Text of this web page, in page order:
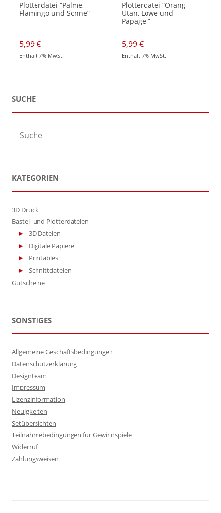
Plotterdatei “Palme,
Flamingo und Sonne”
5,99€
Enthält 7% MwSt.
Plotterdatei “Orang
Utan, Löwe und
Papagei”
5,99€
Enthält 7% MwSt.
SUCHE
KATEGORIEN
3D Druck
Bastel- und Plotterdateien
3D Dateien
Digitale Papiere
Printables
Schnittdateien
Gutscheine
SONSTIGES
Allgemeine Geschäftsbedingungen
Datenschutzerklärung
Designteam
Impressum
Lizenzinformation
Neuigkeiten
Setübersichten
Teilnahmebedingungen für Gewinnspiele
Widerruf
Zahlungsweisen